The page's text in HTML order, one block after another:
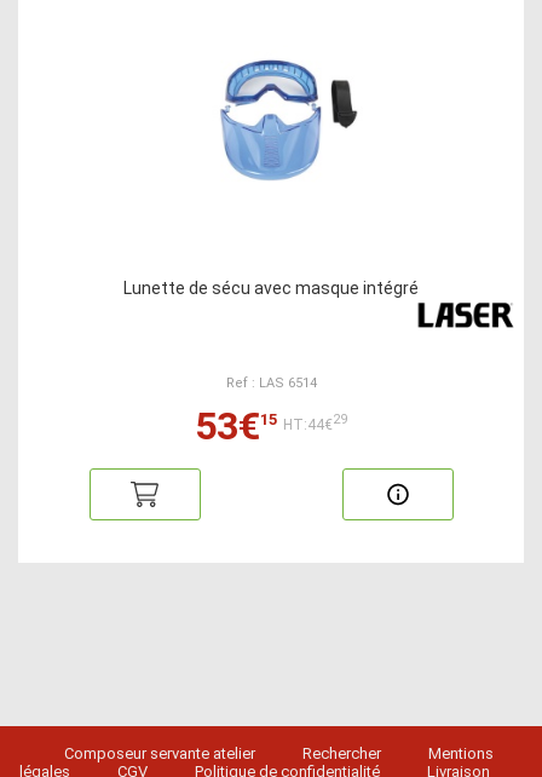
Lunette de sécu avec masque intégré
Ref : LAS 6514
53€15 HT:44€29
Composeur servante atelier Rechercher
Mentions
légales
CGV Politique de confidentialité Livraison